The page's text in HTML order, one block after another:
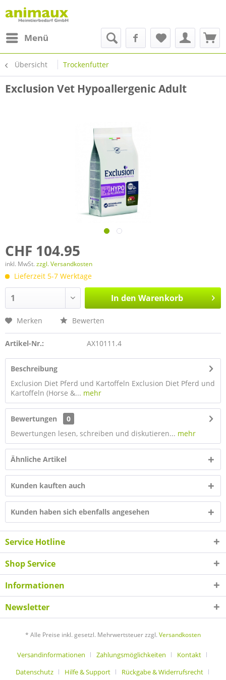
Menü
Übersicht Trockenfutter
Exclusion Vet Hypoallergenic Adult
CHF 104.95
inkl. MwSt. zzgl. Versandkosten
Lieferzeit 5-7 Werktage
In den Warenkorb
Merken Bewerten
Artikel-Nr.: AX10111.4
Beschreibung
Exclusion Diet Pferd und Kartoffeln Exclusion Diet Pferd und
Kartoffeln (Horse &... mehr
Bewertungen
0
Bewertungen lesen, schreiben und diskutieren... mehr
Ähnliche Artikel
Kunden kauften auch
Kunden haben sich ebenfalls angesehen
Service Hotline
Shop Service
Informationen
Newsletter
* Alle Preise inkl. gesetzl. Mehrwertsteuer zzgl. Versandkosten
Versandinformationen Zahlungsmöglichkeiten
Kontakt
Datenschutz
Hilfe & Support Rückgabe & Widerrufsrecht